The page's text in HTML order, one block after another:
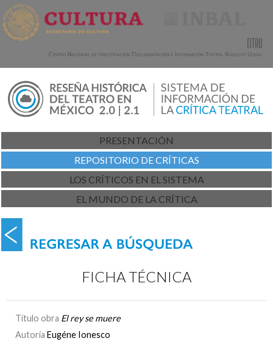
PRESENTACIÓN
REPOSITORIO DE CRÍTICAS
LOS CRÍTICOS EN EL SISTEMA
EL MUNDO DE LA CRÍTICA
FICHA TÉCNICA
Título obra El rey se muere
Autoría Eugéne Ionesco